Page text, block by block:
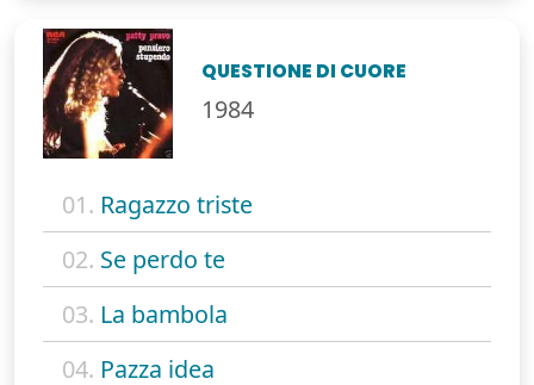
QUESTIONE DI CUORE
1984
01. Ragazzo triste
02. Se perdo te
03. La bambola
04. Pazza idea